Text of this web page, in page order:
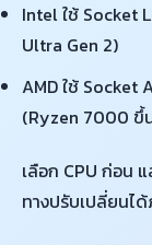
Intel ใช้ Socket
Ultra Gen 2)
AMD ใช้ Socket
(Ryzen 7000 ขึ้
เลือก CPU ก่อน
ทางปรับเปลี่ยนไ